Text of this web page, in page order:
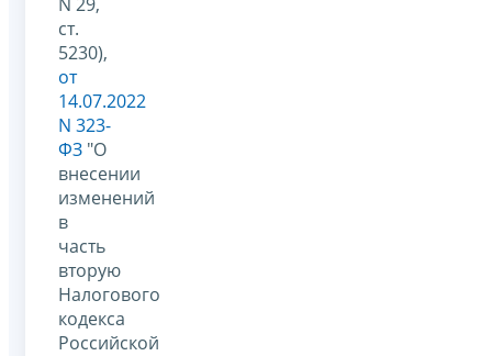
ст.
5230),
от
14.07.2022
N 323-
ФЗ "О
внесении
изменений
в
часть
вторую
Налогового
кодекса
Российской